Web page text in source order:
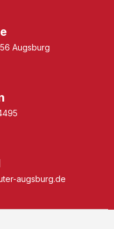
Augsburg
augsburg.de